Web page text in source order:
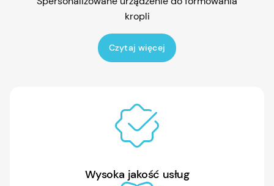
kropli
Czytaj więcej
Wysoka jakość usług